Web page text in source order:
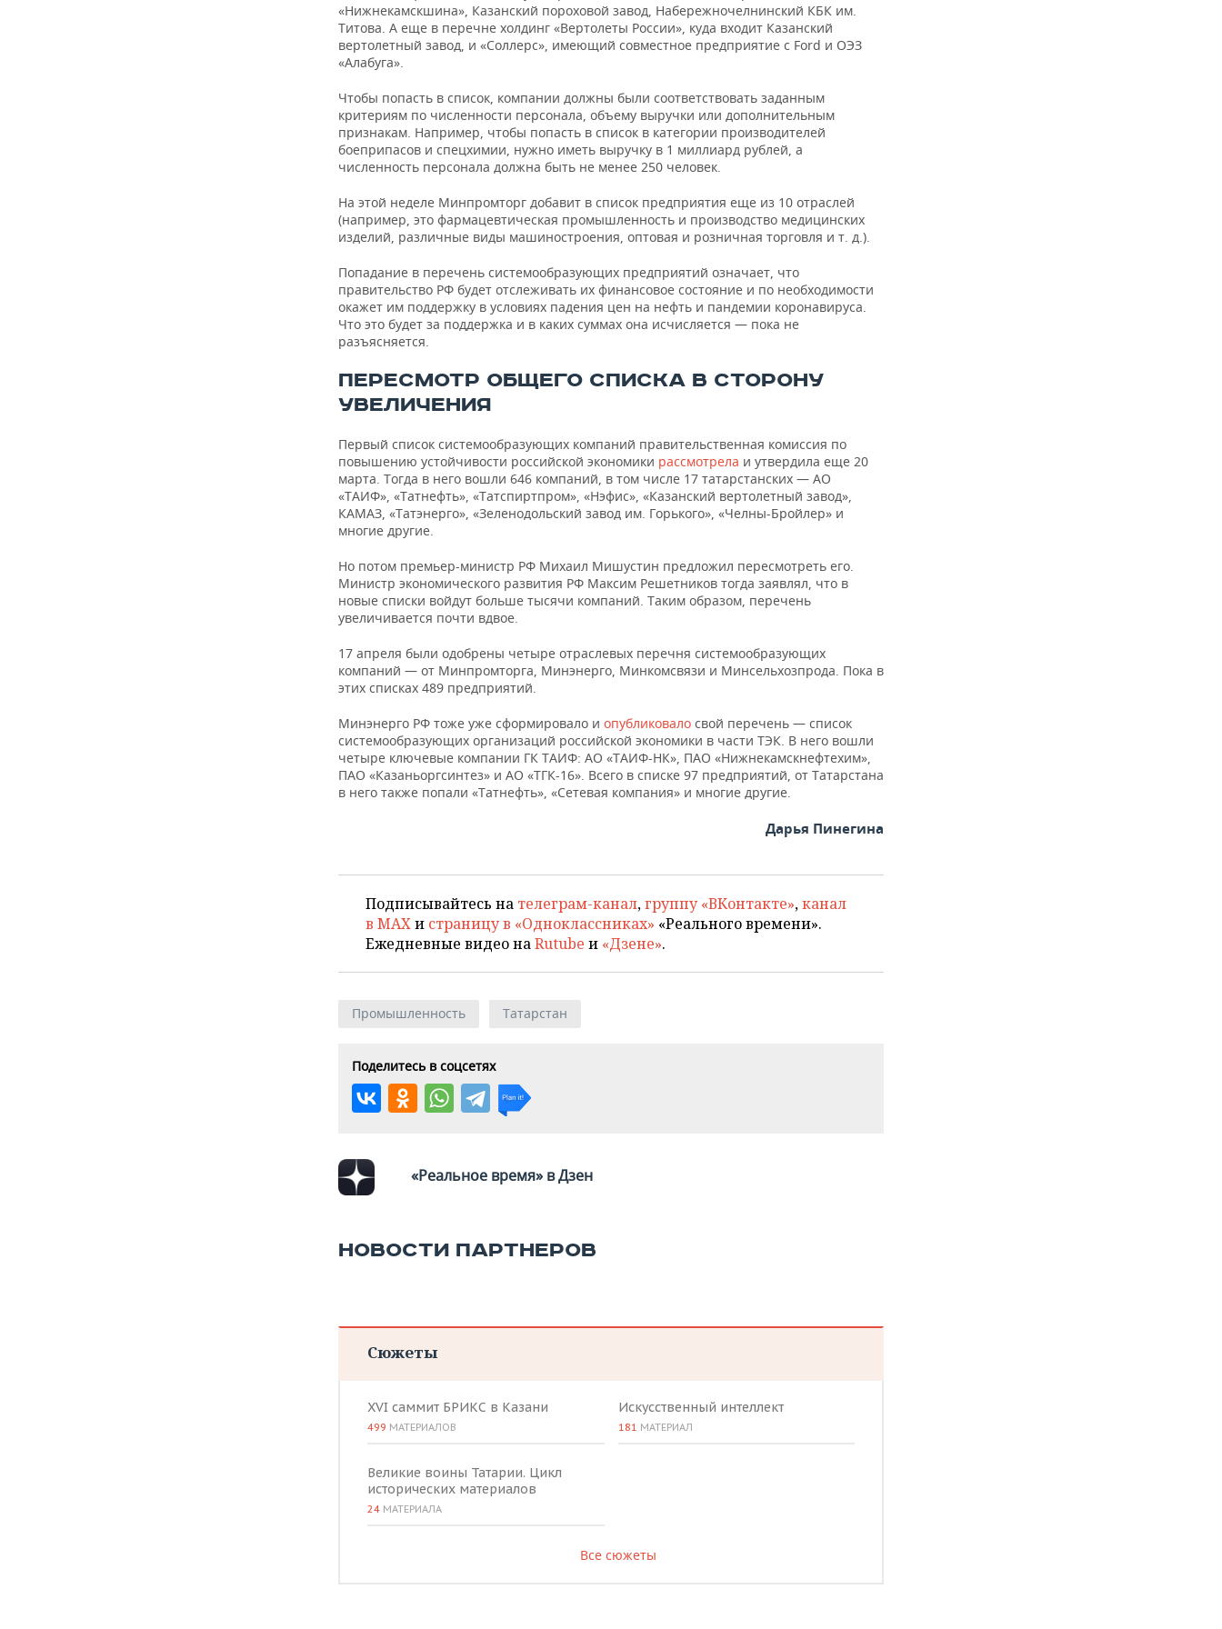
«Нижнекамскшина», Казанский пороховой завод, Набережночелнинский КБК им.
Титова. А еще в перечне холдинг «Вертолеты России», куда входит Казанский
вертолетный завод, и «Соллерс», имеющий совместное предприятие с Ford и ОЭЗ
«Алабуга».
Чтобы попасть в список, компании должны были соответствовать заданным
критериям по численности персонала, объему выручки или дополнительным
признакам. Например, чтобы попасть в список в категории производителей
боеприпасов и спецхимии, нужно иметь выручку в 1 миллиард рублей, а
численность персонала должна быть не менее 250 человек.
На этой неделе Минпромторг добавит в список предприятия еще из 10 отраслей
(например, это фармацевтическая промышленность и производство медицинских
изделий, различные виды машиностроения, оптовая и розничная торговля и т. д.).
Попадание в перечень системообразующих предприятий означает, что
правительство РФ будет отслеживать их финансовое состояние и по необходимости
окажет им поддержку в условиях падения цен на нефть и пандемии коронавируса.
Что это будет за поддержка и в каких суммах она исчисляется — пока не
разъясняется.
ПЕРЕСМОТР ОБЩЕГО СПИСКА В СТОРОНУ
УВЕЛИЧЕНИЯ
Первый список системообразующих компаний правительственная комиссия по
повышению устойчивости российской экономики рассмотрела и утвердила еще 20
марта. Тогда в него вошли 646 компаний, в том числе 17 татарстанских — АО
«ТАИФ», «Татнефть», «Татспиртпром», «Нэфис», «Казанский вертолетный завод»,
КАМАЗ, «Татэнерго», «Зеленодольский завод им. Горького», «Челны-Бройлер» и
многие другие.
Но потом премьер-министр РФ Михаил Мишустин предложил пересмотреть его.
Министр экономического развития РФ Максим Решетников тогда заявлял, что в
новые списки войдут больше тысячи компаний. Таким образом, перечень
увеличивается почти вдвое.
17 апреля были одобрены четыре отраслевых перечня системообразующих
компаний — от Минпромторга, Минэнерго, Минкомсвязи и Минсельхозпрода. Пока в
этих списках 489 предприятий.
Минэнерго РФ тоже уже сформировало и опубликовало свой перечень — список
системообразующих организаций российской экономики в части ТЭК. В него вошли
четыре ключевые компании ГК ТАИФ: АО «ТАИФ-НК», ПАО «Нижнекамскнефтехим»,
ПАО «Казаньоргсинтез» и АО «ТГК-16». Всего в списке 97 предприятий, от Татарстана
в него также попали «Татнефть», «Сетевая компания» и многие другие.
Дарья Пинегина
Подписывайтесь на телеграм-канал,группу «ВКонтакте»,канал
в MAXи страницу в «Одноклассниках» «Реального времени».
Ежедневные видео наRutube и «Дзене».
Промышленность Татарстан
Поделитесь в соцсетях
«Реальное время» в Дзен
НОВОСТИ ПАРТНЕРОВ
Сюжеты
XVI саммит БРИКС в Казани
499 МАТЕРИАЛОВ
Великие воины Татарии. Цикл
исторических материалов
24 МАТЕРИАЛА
Искусственный интеллект
181 МАТЕРИАЛ
Все сюжеты